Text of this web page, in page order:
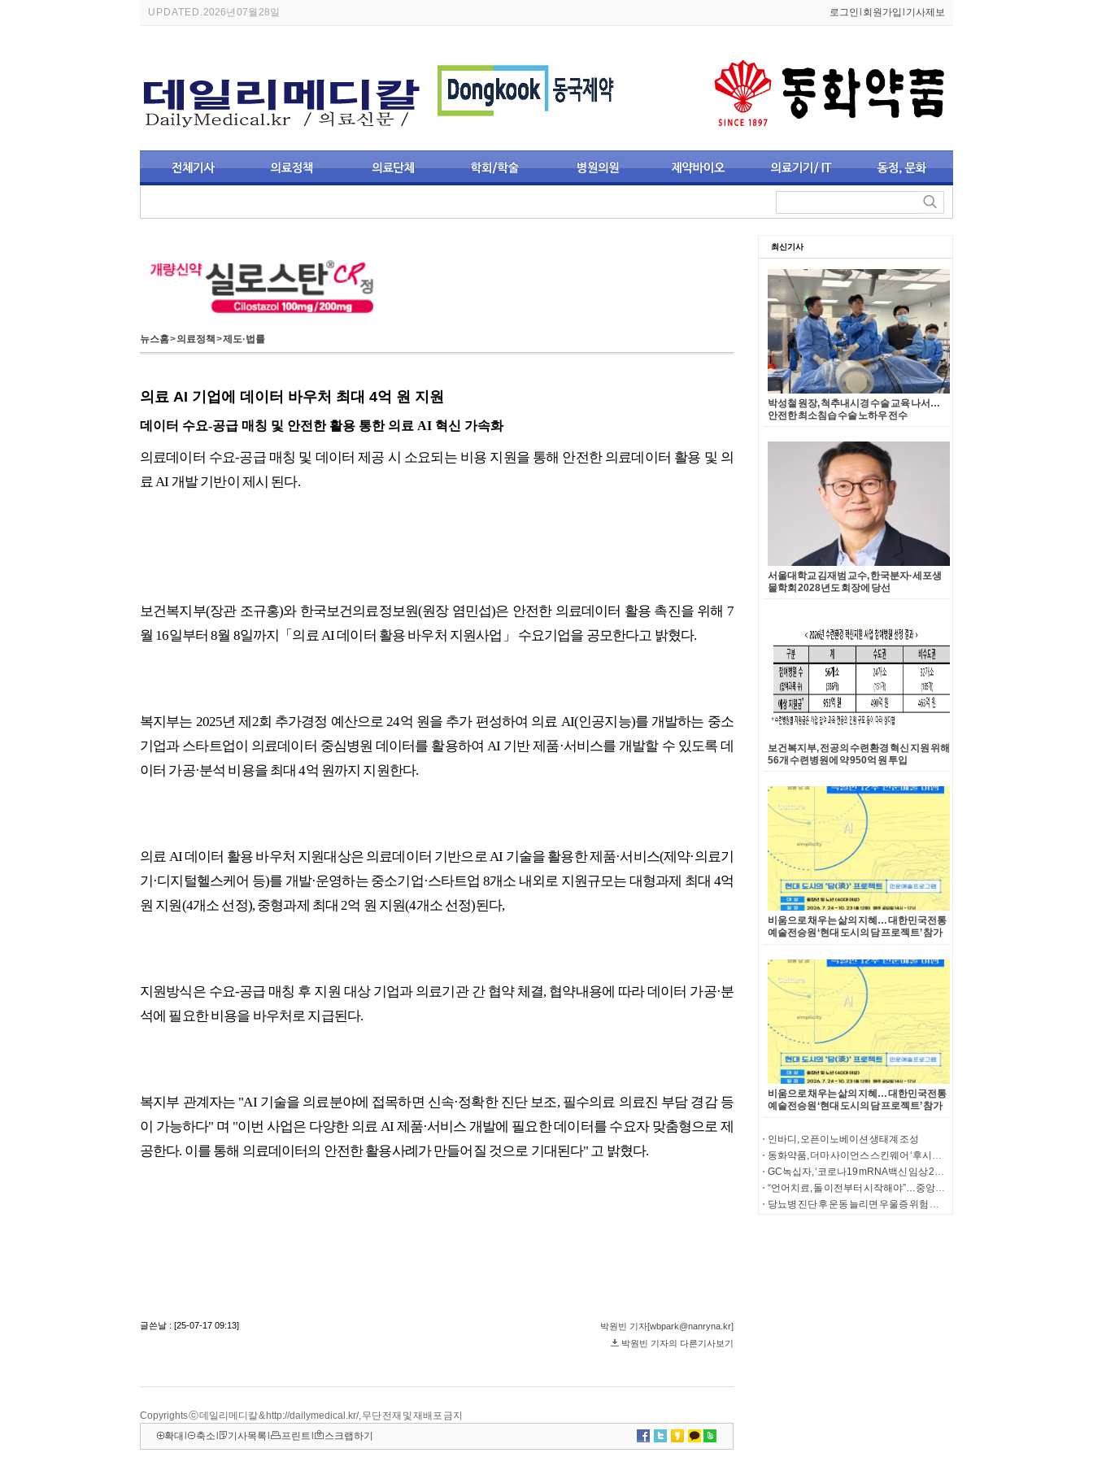
UPDATED.2026년 07월 28일 로그인 회원가입 기사제보
뉴스홈>의료정책 >제도·법률
Copyrights ⓒ 데일리메디칼 & http://dailymedical.kr/, 무단 전재 및 재배포 금지
확대
축소 기사목록 프린트 스크랩하기
최신기사
박성철 원장, 척추내시경 수술 교육 나서…
안전한 최소침습 수술 노하우 전수
서울대학교 김재범 교수, 한국분자·세포생
물학회 2028년도 회장에 당선
보건복지부, 전공의 수련환경 혁신 지원 위해
56개 수련병원에 약 950억 원 투입
비움으로 채우는 삶의 지혜… 대한민국전통
예술전승원 ‘현대 도시의 담 프로젝트’ 참가
비움으로 채우는 삶의 지혜… 대한민국전통
예술전승원 ‘현대 도시의 담 프로젝트’ 참가
인바디, 오픈이노베이션 생태계 조성
동화약품, 더마 사이언스 스킨웨어 ‘후시다인 8 베리어’ 출시
GC녹십자, ‘코로나19 mRNA 백신 임상 2상 지원 사업’ 선정
“언어치료, 돌 이전부터 시작해야”…중앙대병원 영아 특화 프로그램
당뇨병 진단 후 운동 늘리면 우울증 위험 최대 25% 떨어져